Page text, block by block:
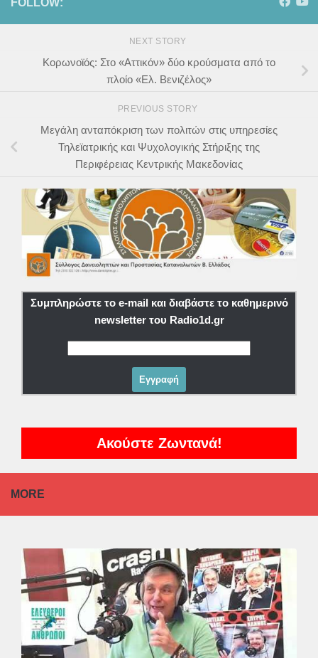
NEXT STORY
Κορωνοϊός: Στο «Αττικόν» δύο κρούσματα από το
πλοίο «Ελ. Βενιζέλος»
PREVIOUS STORY
Μεγάλη ανταπόκριση των πολιτών στις υπηρεσίες
Τηλεϊατρικής και Ψυχολογικής Στήριξης της
Περιφέρειας Κεντρικής Μακεδονίας
Συμπληρώστε το e-mail και διαβάστε το καθημερινό
newsletter του Radio1d.gr
Ακούστε Ζωντανά!
MORE